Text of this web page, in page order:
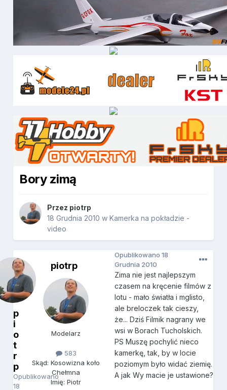
Bory zimą
Przez piotrp
18 Grudnia 2010 wKamerka na pokładzie -
video
p
i
o
t
r
p
Opublikowano
18
piotrp
Modelarz
583
Skąd: Kosowizna koło
Chełmna
Imię: Piotr
Opublikowano18
Grudnia 2010
Zima nie jest najlepszym
czasem na kręcenie filmów z
lotu - mało światła i mglisto,
ale breloczek tak cieszy,
że... Dziś Filmik nagrany we
wsi w Borach Tucholskich.
PS Muszę pochylić nieco
kamerkę, tak, by w locie
poziomym było widać ziemię.
A jak Wy macie je ustawione?